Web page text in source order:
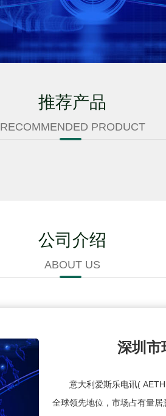
推荐产品
RECOMMENDED PRODUCT
公司介绍
ABOUT US
深圳市
意大利爱斯乐电讯(
全球领先地位，市场占有量